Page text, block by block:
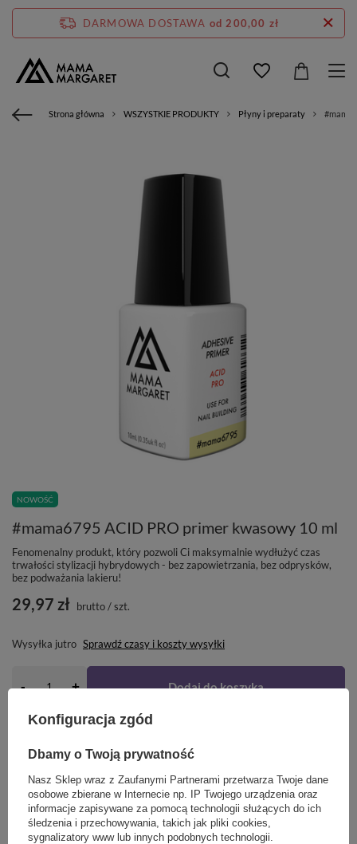
DARMOWA DOSTAWA od 200,00 zł
Strona główna WSZYSTKIE PRODUKTY Płyny i preparaty
NOWOŚĆ
#mama6795 ACID PRO primer kwasowy 10 ml
Fenomenalny produkt, który pozwoli Ci maksymalnie wydłużyć czas
trwałości stylizacji hybrydowych - bez zapowietrzania, bez odprysków,
bez podważania lakieru!
Wysyłka jutro Sprawdź czasy i koszty wysyłki
29,97 zł brutto/szt.
- + Dodaj do koszyka
14dni na łatwy zwrot
Sprawdź, w którym sklepie obejrzysz i kupisz od ręki
Bezpieczne zakupy
Konfiguracja zgód
Dbamy o Twoją prywatność
Nasz Sklep wraz z Zaufanymi Partnerami przetwarza Twoje dane
osobowe zbierane w Internecie np. IP Twojego urządzenia oraz
informacje zapisywane za pomocą technologii służących do ich
śledzenia i przechowywania, takich jak pliki cookies,
sygnalizatory www lub innych podobnych technologii.